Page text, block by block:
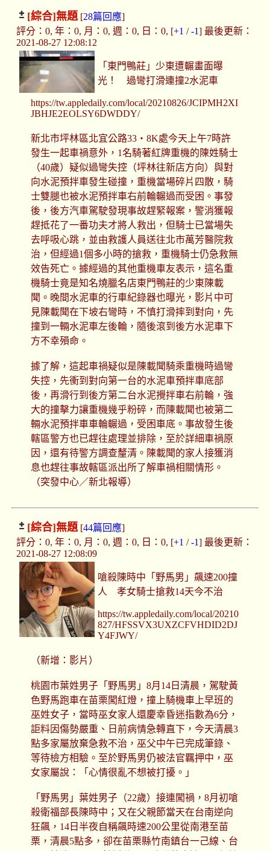
[綜合]無題[28篇回應]
評分：0, 年：0, 月：0, 週：0, 日：0, [+1 /-1] 最後更新：
2021-08-27 12:08:12
「東門鴨莊」少東遭輾畫面曝
光！ 過彎打滑連撞2水泥車
https://tw.appledaily.com/local/20210826/JCIPMH2XI
JBHJE2EOLSY6DWDDY/
新北市坪林區北宜公路33‧8K處今天上午7時許
發生一起車禍意外，1名騎著紅牌重機的陳姓騎士
（40歲）疑似過彎失控（坪林往新店方向）與對
向水泥預拌車發生碰撞，重機當場碎片四散，騎
士雙腿也被水泥預拌車右前輪輾過而受困。事發
後，後方汽車駕駛發現事故趕緊報案，警消獲報
趕抵花了一番功夫才將人救出，但騎士已當場失
去呼吸心跳，並由救護人員送往北市萬芳醫院救
治，但經過1個多小時的搶救，重機騎士仍急救無
效告死亡。據經過的其他重機車友表示，這名重
機騎士竟是知名燒臘名店東門鴨莊的少東陳載
聞。晚間水泥車的行車紀錄器也曝光，影片中可
見陳載聞在下坡右彎時，不慎打滑摔到對向，先
撞到一輛水泥車左後輪，隨後滾到後方水泥車下
方不幸殞命。
據了解，這起車禍疑似是陳載聞騎乘重機時過彎
失控，先衝到對向第一台的水泥車預拌車底部
後，再滑行到後方第二台水泥攪拌車右前輪，強
大的撞擊力讓重機幾乎粉碎，而陳載聞也被第二
輛水泥預拌車車輪輾過，受困車底。事故發生後
轄區警方也已趕往處理並排除，至於詳細車禍原
因，還有待警方調查釐清。陳載聞的家人接獲消
息也趕往事故轄區派出所了解車禍相關情形。
（突發中心／新北報導）
[綜合]無題[44篇回應]
評分：0, 年：0, 月：0, 週：0, 日：0, [+1 /-1] 最後更新：
2021-08-27 12:08:09
嗆殺陳時中「野馬男」飆速200撞
人 孝女騎士搶救14天今不治
https://tw.appledaily.com/local/20210
827/HFSSVX3UXZCFVHDID2DJ
Y4FJWY/
（新增：影片）
桃園市葉姓男子「野馬男」8月14日清晨，駕駛黃
色野馬跑車在苗栗闖紅燈，撞上騎機車上早班的
巫姓女子，當時巫女家人還慶幸昏迷指數為6分，
詎料因傷勢嚴重、日前病情急轉直下，今天清晨3
點多家屬放棄急救不治，巫父中午已完成筆錄、
等待檢方相驗。至於野馬男仍被法官羈押中，巫
女家屬說：「心情很亂不想被打擾。」
「野馬男」葉姓男子（22歲）接連闖禍，8月初嗆
殺衛福部長陳時中；又在父親節當天在台南逆向
狂飆，14日半夜自稱飆時速200公里從南港至苗
栗，清晨5點多，卻在苗栗縣竹南鎮台一己線、台